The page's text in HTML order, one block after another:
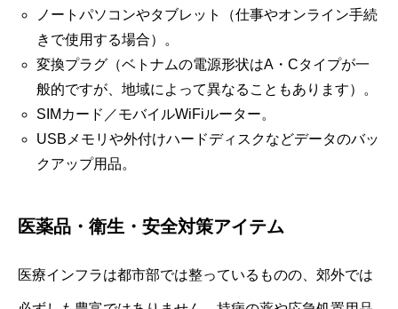
ノートパソコンやタブレット（仕事やオンライン手続
きで使用する場合）。
変換プラグ（ベトナムの電源形状はA・Cタイプが一
般的ですが、地域によって異なることもあります）。
SIMカード／モバイルWiFiルーター。
USBメモリや外付けハードディスクなどデータのバッ
クアップ用品。
医薬品・衛生・安全対策アイテム
医療インフラは都市部では整っているものの、郊外では